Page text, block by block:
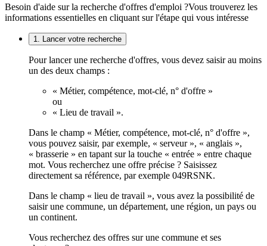
Besoin d'aide sur la recherche d'offres d'emploi ?Vous trouverez les
informations essentielles en cliquant sur l'étape qui vous intéresse
1. Lancer votre recherche
Pour lancer une recherche d'offres, vous devez saisir au moins
un des deux champs :
« Métier, compétence, mot-clé, n° d'offre »
ou
« Lieu de travail ».
Dans le champ « Métier, compétence, mot-clé, n° d'offre »,
vous pouvez saisir, par exemple, « serveur », « anglais »,
« brasserie » en tapant sur la touche « entrée » entre chaque
mot. Vous recherchez une offre précise ? Saisissez
directement sa référence, par exemple 049RSNK.
Dans le champ « lieu de travail », vous avez la possibilité de
saisir une commune, un département, une région, un pays ou
un continent.
Vous recherchez des offres sur une commune et ses